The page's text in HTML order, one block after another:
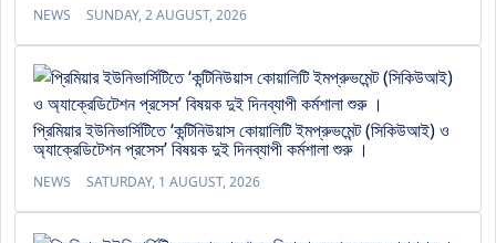
NEWS SUNDAY, 2 AUGUST, 2026
প্রিমিয়ার ইউনিভার্সিটিতে ‘কন্টিনিউয়াস কোয়ালিটি ইমপ্রুভমেন্ট (সিকিউআই) ও
অ্যাক্রেডিটেশন প্রসেস’ বিষয়ক দুই দিনব্যাপী কর্মশালা শুরু ।
NEWS SATURDAY, 1 AUGUST, 2026